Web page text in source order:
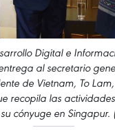
Digital e
al secretario
de Vietnam, To
recopila las
cónyuge en Singapur.